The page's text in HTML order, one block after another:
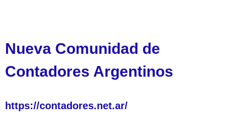
Nueva Comunidad de
Contadores Argentinos
https://contadores.net.ar/